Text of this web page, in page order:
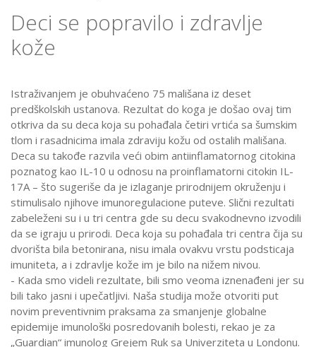
Deci se popravilo i zdravlje
kože
Istraživanjem je obuhvaćeno 75 mališana iz deset
predškolskih ustanova. Rezultat do koga je došao ovaj tim
otkriva da su deca koja su pohađala četiri vrtića sa šumskim
tlom i rasadnicima imala zdraviju kožu od ostalih mališana.
Deca su takođe razvila veći obim antiinflamatornog citokina
poznatog kao IL-10 u odnosu na proinflamatorni citokin IL-
17A – što sugeriše da je izlaganje prirodnijem okruženju i
stimulisalo njihove imunoregulacione puteve. Slični rezultati
zabeleženi su i u tri centra gde su decu svakodnevno izvodili
da se igraju u prirodi. Deca koja su pohađala tri centra čija su
dvorišta bila betonirana, nisu imala ovakvu vrstu podsticaja
imuniteta, a i zdravlje kože im je bilo na nižem nivou.
- Kada smo videli rezultate, bili smo veoma iznenađeni jer su
bili tako jasni i upečatljivi. Naša studija može otvoriti put
novim preventivnim praksama za smanjenje globalne
epidemije imunološki posredovanih bolesti, rekao je za
„Guardian“ imunolog Grejem Ruk sa Univerziteta u Londonu.